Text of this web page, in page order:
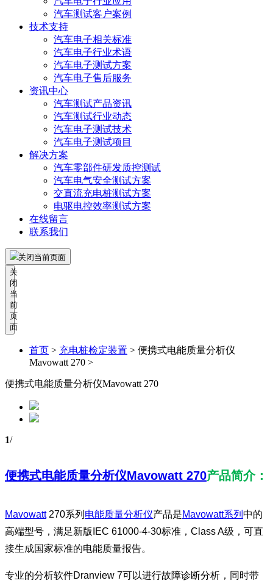
汽车测试客户案例
技术支持
汽车电子相关标准
汽车电子行业术语
汽车电子测试方案
汽车电子售后服务
资讯中心
汽车测试产品资讯
汽车测试行业动态
汽车电子测试技术
汽车电子测试项目
解决方案
汽车零部件研发质控测试
汽车电气安全测试方案
交直流充电桩测试方案
电驱电控效率测试方案
在线留言
联系我们
关闭当前页面
关
闭
当
前
页
面
首页 > 充电桩检定装置 > 便携式电能质量分析仪
Mavowatt 270 >
便携式电能质量分析仪Mavowatt 270
1/
便携式电能质量分析仪Mavowatt 270产品简介：
Mavowatt270系列 电能质量分析仪产品是Mavowatt系列 中的
高端型号，满足新版IEC 61000-4-30标准，Class A级，可直
接生成国家标准的电能质量报告。
专业的分析软件Dranview 7可以进行故障诊断分析，同时带